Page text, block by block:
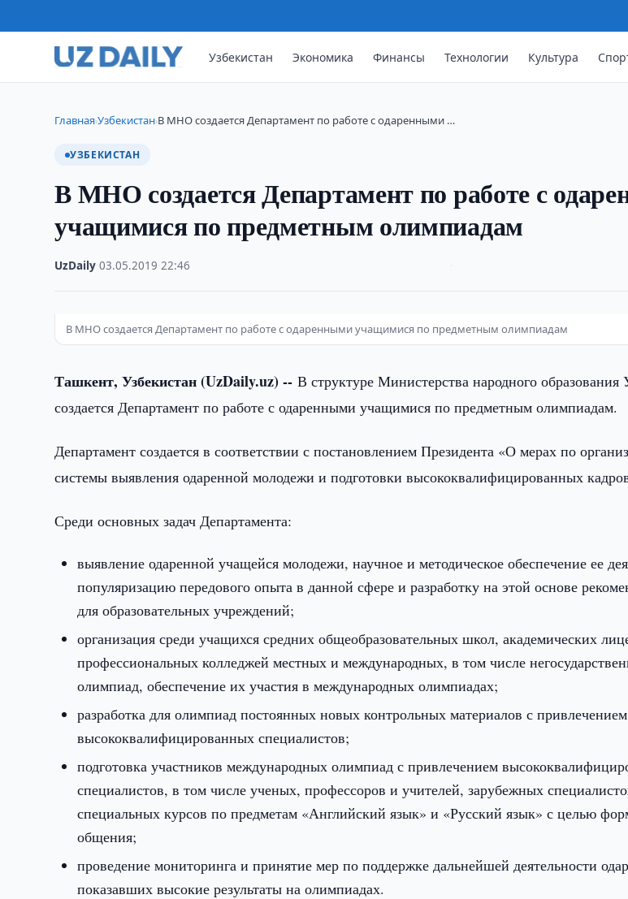
Узбекистан Экономика Финансы Технологии Культура
Главная›Узбекистан›В МНО создается Департамент по работе с одаренными …
УЗБЕКИСТАН
В МНО создается Департамент по работе с
учащимися по предметным олимпиадам
UzDaily ·03.05.2019 ·22:46
В МНО создается Департамент по работе с одаренными учащимися по предметным олимпиадам
Ташкент, Узбекистан (UzDaily.uz) --В структуре Министерства народного образования
создается Департамент по работе с одаренными учащимися по предметным олимпиадам.
Департамент создается в соответствии с постановлением Президента «О мерах по
системы выявления одаренной молодежи и подготовки высококвалифицированных
Среди основных задач Департамента:
выявление одаренной учащейся молодежи, научное и методическое обеспечение ее
популяризацию передового опыта в данной сфере и разработку на этой основе
для образовательных учреждений;
организация среди учащихся средних общеобразовательных школ, академических
профессиональных колледжей местных и международных, в том числе
олимпиад, обеспечение их участия в международных олимпиадах;
разработка для олимпиад постоянных новых контрольных материалов с привлечением
высококвалифицированных специалистов;
подготовка участников международных олимпиад с привлечением
специалистов, в том числе ученых, профессоров и учителей, зарубежных
специальных курсов по предметам «Английский язык» и «Русский язык» с целью
общения;
проведение мониторинга и принятие мер по поддержке дальнейшей деятельности
показавших высокие результаты на олимпиадах.